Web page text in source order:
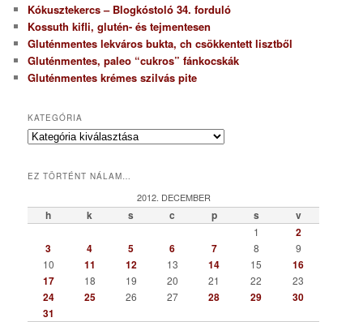
Kókusztekercs – Blogkóstoló 34. forduló
Kossuth kifli, glutén- és tejmentesen
Gluténmentes lekváros bukta, ch csökkentett lisztből
Gluténmentes, paleo “cukros” fánkocskák
Gluténmentes krémes szilvás pite
KATEGÓRIA
K
e
r
EZ TÖRTÉNT NÁLAM…
2012. DECEMBER
h k s c p s v
1
2
3
4 5 6 7 8
9
10
11 12 13 14 15
16
17
18 19 20 21 22 23
24 25 26 27 28 29
30
31